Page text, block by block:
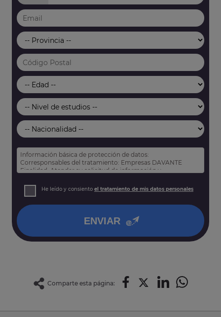
Información básica de protección de datos:
Corresponsables del tratamiento: Empresas DAVANTE
Finalidad: Atender su solicitud de información y
Derechos: Puede acceder, rectificar y suprimir sus datos,
así como otros derechos tal y como se explica en nuestra
He leído y consiento el tratamiento de mis datos personales
ENVIAR
Comparte esta página: